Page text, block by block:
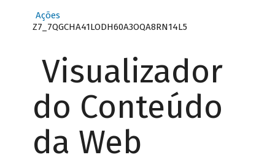
Ações
Z7_7QGCHA41LODH60A3OQA8RN14L5
Visualizador
do Conteúdo
da Web